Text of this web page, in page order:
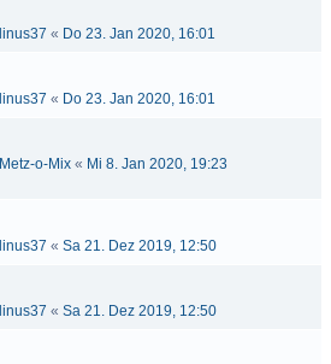
linus37 « Do 23. Jan 2020, 16:01
linus37 « Do 23. Jan 2020, 16:01
Metz-o-Mix « Mi 8. Jan 2020, 19:23
linus37 « Sa 21. Dez 2019, 12:50
linus37 « Sa 21. Dez 2019, 12:50